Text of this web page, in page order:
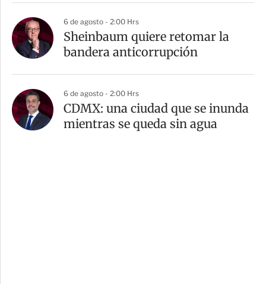
6 de agosto - 2:00 Hrs
Sheinbaum quiere retomar la
bandera anticorrupción
6 de agosto - 2:00 Hrs
CDMX: una ciudad que se inunda
mientras se queda sin agua